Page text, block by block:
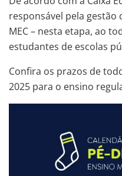
responsável pela
MEC – nesta etapa, ao
estudantes de escolas
Confira os prazos de
2025 para o ensino